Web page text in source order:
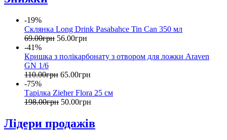
-19%
Склянка Long Drink Pasabahce Tin Can 350 мл
69.00грн 56.00грн
-41%
Кришка з полікарбонату з отвором для ложки Araven
GN 1/6
110.00грн 65.00грн
-75%
Тарілка Zieher Flora 25 см
198.00грн 50.00грн
Лідери продажів